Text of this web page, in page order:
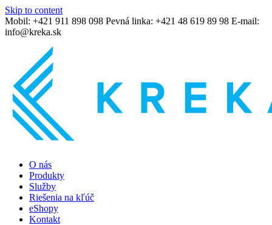
Skip to content
KREKA SK s.r.o
Mobil: +421 911 898 098 Pevná linka: +421 48 619 89 98 E-mail:
info@kreka.sk
O nás
Produkty
Služby
Riešenia na kľúč
eShopy
Kontakt